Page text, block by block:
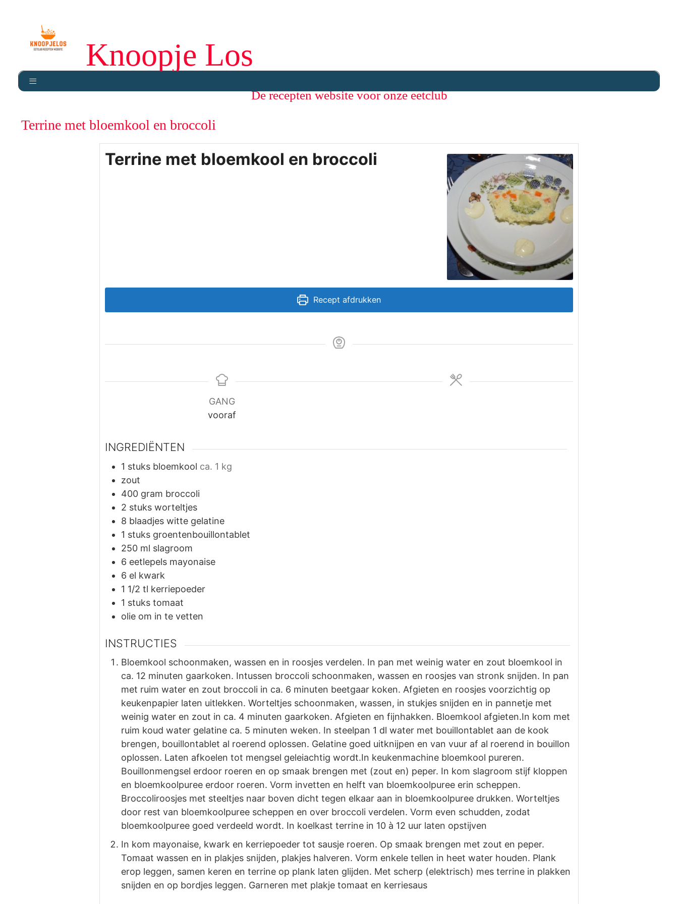
Knoopje Los
De recepten website voor onze eetclub
Terrine met bloemkool en broccoli
Terrine met bloemkool en broccoli
Recept afdrukken
GANG
vooraf
INGREDIËNTEN
1 stuks bloemkool ca. 1 kg
zout
400 gram broccoli
2 stuks worteltjes
8 blaadjes witte gelatine
1 stuks groentenbouillontablet
250 ml slagroom
6 eetlepels mayonaise
6 el kwark
1 1/2 tl kerriepoeder
1 stuks tomaat
olie om in te vetten
INSTRUCTIES
Bloemkool schoonmaken, wassen en in roosjes verdelen. In pan met weinig water en zout bloemkool in
ca. 12 minuten gaarkoken. Intussen broccoli schoonmaken, wassen en roosjes van stronk snijden. In pan
met ruim water en zout broccoli in ca. 6 minuten beetgaar koken. Afgieten en roosjes voorzichtig op
keukenpapier laten uitlekken. Worteltjes schoonmaken, wassen, in stukjes snijden en in pannetje met
weinig water en zout in ca. 4 minuten gaarkoken. Afgieten en fijnhakken. Bloemkool afgieten.In kom met
ruim koud water gelatine ca. 5 minuten weken. In steelpan 1 dl water met bouillontablet aan de kook
brengen, bouillontablet al roerend oplossen. Gelatine goed uitknijpen en van vuur af al roerend in bouillon
oplossen. Laten afkoelen tot mengsel geleiachtig wordt.In keukenmachine bloemkool pureren.
Bouillonmengsel erdoor roeren en op smaak brengen met (zout en) peper. In kom slagroom stijf kloppen
en bloemkoolpuree erdoor roeren. Vorm invetten en helft van bloemkoolpuree erin scheppen.
Broccoliroosjes met steeltjes naar boven dicht tegen elkaar aan in bloemkoolpuree drukken. Worteltjes
door rest van bloemkoolpuree scheppen en over broccoli verdelen. Vorm even schudden, zodat
bloemkoolpuree goed verdeeld wordt. In koelkast terrine in 10 à 12 uur laten opstijven
In kom mayonaise, kwark en kerriepoeder tot sausje roeren. Op smaak brengen met zout en peper.
Tomaat wassen en in plakjes snijden, plakjes halveren. Vorm enkele tellen in heet water houden. Plank
erop leggen, samen keren en terrine op plank laten glijden. Met scherp (elektrisch) mes terrine in plakken
snijden en op bordjes leggen. Garneren met plakje tomaat en kerriesaus